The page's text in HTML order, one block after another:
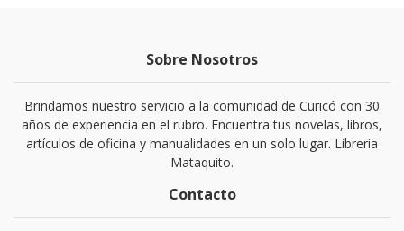
Sobre Nosotros
Brindamos nuestro servicio a la comunidad de Curicó con 30
años de experiencia en el rubro. Encuentra tus novelas, libros,
artículos de oficina y manualidades en un solo lugar. Libreria
Mataquito.
Contacto